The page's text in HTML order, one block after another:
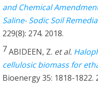
and Chemical
Saline- Sodic Soil
229(8): 274. 2018.
7ABIDEEN, Z. et al.
cellulosic biomass for
Bioenergy 35: 1818-1822.